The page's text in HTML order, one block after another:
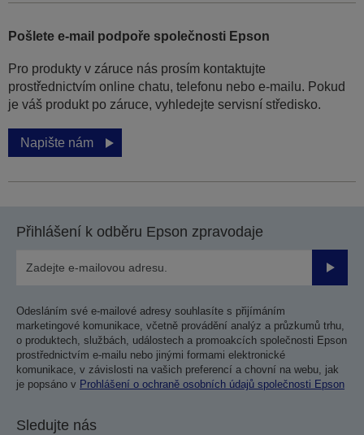
Pošlete e-mail podpoře společnosti Epson
Pro produkty v záruce nás prosím kontaktujte
prostřednictvím online chatu, telefonu nebo e-mailu. Pokud
je váš produkt po záruce, vyhledejte servisní středisko.
Napište nám
Přihlášení k odběru Epson zpravodaje
Odesláním své e-mailové adresy souhlasíte s přijímáním
marketingové komunikace, včetně provádění analýz a průzkumů trhu,
o produktech, službách, událostech a promoakcích společnosti Epson
prostřednictvím e-mailu nebo jinými formami elektronické
komunikace, v závislosti na vašich preferencí a chovní na webu, jak
je popsáno v Prohlášení o ochraně osobních údajů společnosti Epson
Sledujte nás